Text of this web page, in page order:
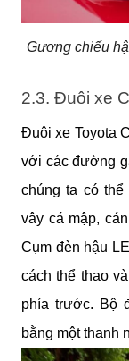
Gương chiếu
2.3. Đuôi xe
Đuôi xe Toyota
với các đường
chúng ta có
vây cá mập,
Cụm đèn hậu
cách thể thao
phía trước. Bộ
bằng một thanh